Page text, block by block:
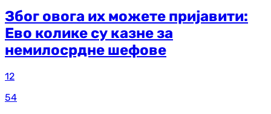
Због овога их можете пријавити:
Ево колике су казне за
немилосрдне шефове
12
54